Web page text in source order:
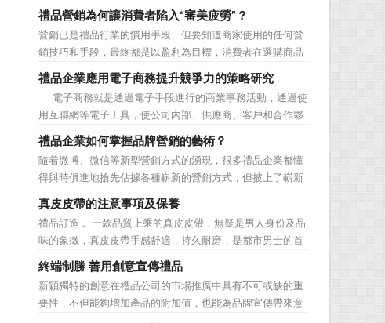
相應的分類，了解不同類型客戶的貢獻度，從而有的放矢的
制定相應的營銷對策，而這需要對於客戶研究方面更多地投
入，這不僅是銷售環節的事，也需要營銷管理策略的整體支
持。具體來說，有以下...
禮品營銷為何讓消費者陷入“審美疲勞”？
營銷已是禮品行業的慣用手段，但要知道商家使用的任何營
銷技巧和手段，最終都是以盈利為目標，消費者在選購商品
時最為關注的便是如何利用最低的費用購買到最超值的貨
品。在禮品公司使用常規的營銷方式的同時，消費者也不免
走陷入了“審美疲勞”。 編者總結了最讓消費者對禮品行
業營銷產生免疫...
禮品企業應用電子商務提升競爭力的策略研究
電子商務就是通過電子手段進行的商業事務活動，通過使
用互聯網等電子工具，使公司內部、供應商、客戶和合作夥
伴之間，利用電子業務共享信息，實現企業間業務流程的電
子化，配合企業內部的電子化生產管理系統，提高企業的生
產、庫存、流通和資金等各個環節的效率。它具有結構性、
動態性、社...
禮品企業如何掌握品牌營銷的藝術？
隨着微博、微信等新型營銷方式的湧現，很多禮品企業都懂
得與時俱進地搶先佔據各種嶄新的營銷方式，但披上了嶄新
的營銷軀殼，卻沒有掌握營銷的靈魂。要知道，營銷真正的
價值不是將品牌鋪設到消費者眼前，而是將品牌印到消費者
心裡 與消費者的心理距離的拉近，並不是一朝一夕的事
情，需要做好持...
真皮皮帶的注意事項及保養
禮品訂造 。一款品質上乘的真皮皮帶，無疑是男人身份及品
味的象徵，真皮皮帶手感舒適，持久耐磨，是都市男士的首
選。當你還在髮愁老爸生日禮物送什麼的時候，一款真皮皮
帶就是非常不錯的選擇。但是真皮皮帶如果疏於保養，也會
黯然失色，出現裂痕和破損的痕跡，今天小編就爲大家分享
真皮皮帶的注意事項...
終端制勝 善用創意宣傳禮品
新穎獨特的創意在禮品公司的市場推廣中具有不可或缺的重
要性，不但能夠增加產品的附加值，也能為品牌宣傳帶來意
想不到的促進作用。禮品公司如果能夠巧妙運用這些獨具創